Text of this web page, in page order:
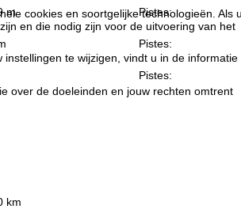
cookies en soortgelijke technologieën. Als
en die nodig zijn voor de uitvoering van het
te wijzigen, vindt u in de informatie
over de doeleinden en jouw rechten omtrent
m Pistes:
Pistes:
Pistes:
km